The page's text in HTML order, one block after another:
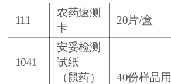
111
农药速测
卡
20片/盒
1041
安妥检测
试纸
（鼠药） 40份样品